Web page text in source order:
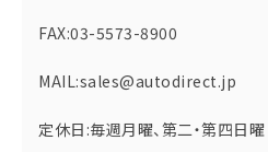
FAX:03-5573-8900
MAIL:sales@autodirect.jp
定休日:毎週月曜、第二・第四日曜